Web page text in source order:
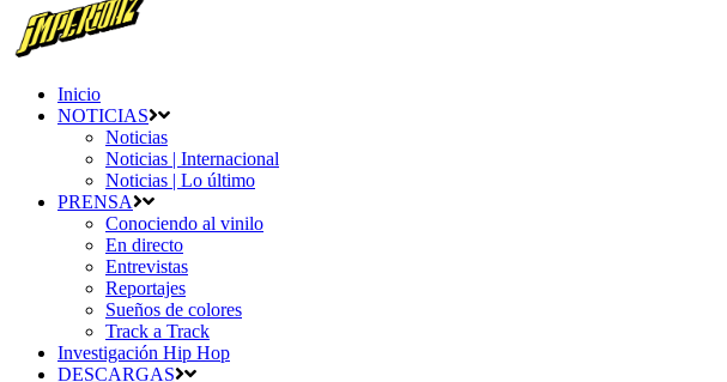
Inicio
NOTICIAS
Noticias
Noticias | Internacional
Noticias | Lo último
PRENSA
Conociendo al vinilo
En directo
Entrevistas
Reportajes
Sueños de colores
Track a Track
Investigación Hip Hop
DESCARGAS